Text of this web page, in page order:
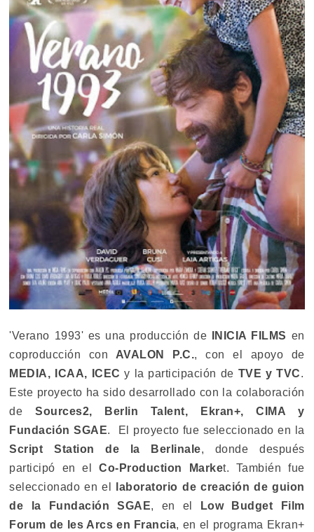
'Verano 1993' es una producción de INICIA FILMS en
coproducción con AVALON P.C., con el apoyo de
MEDIA, ICAA, ICEC y la participación de TVE y TVC.
Este proyecto ha sido desarrollado con la colaboración
de Sources2, Berlin Talent, Ekran+, CIMA y
Fundación SGAE. El proyecto fue seleccionado en la
Script Station de la Berlinale, donde después
participó en elCo-Production Market. También fue
seleccionado en el
laboratorio de creación de guion
de la Fundación SGAE, en el
Low Budget Film
Forum de les Arcs en Francia, en el programa Ekran+